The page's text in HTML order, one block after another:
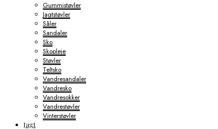
Gummistøvler
Jagtstøvler
Såler
Sandaler
Sko
Skopleje
Støvler
Teltsko
Vandresandaler
Vandresko
Vandresokker
Vandrestøvler
Vinterstøvler
Jagt